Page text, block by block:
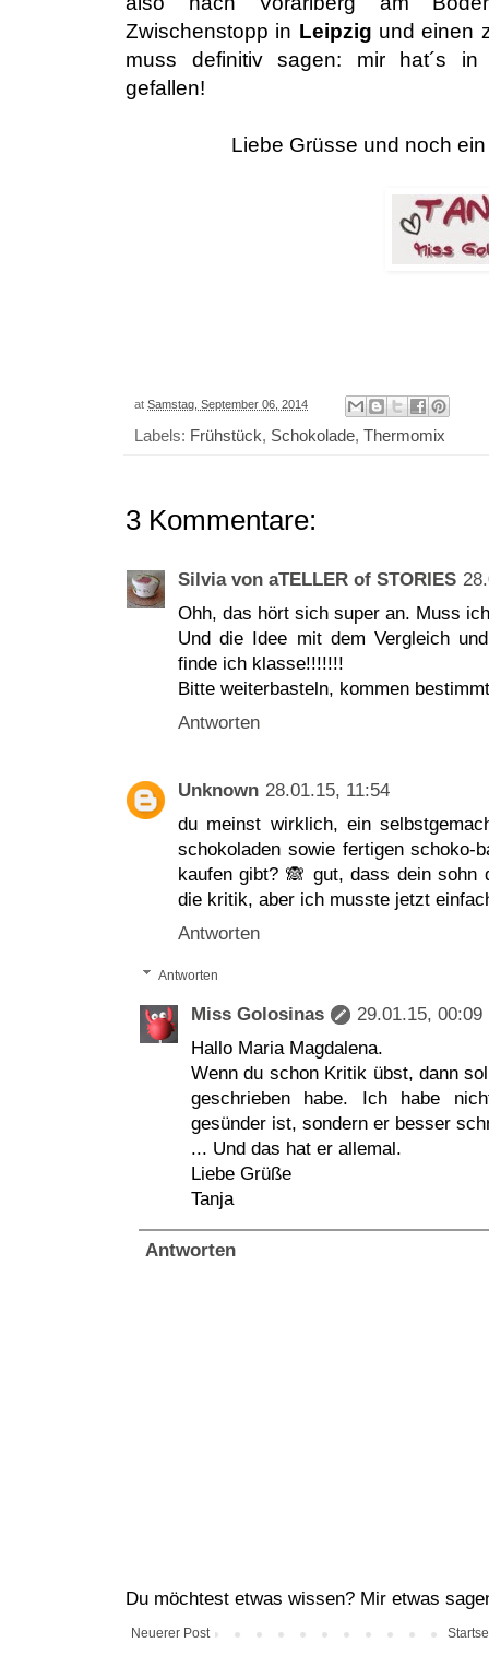
Zwischenstopp in Leipzig und einen
muss definitiv sagen: mir hat´s
gefallen!
Liebe Grüsse und noch
at Samstag, September 06, 2014
Labels: Frühstück, Schokolade, Thermomix
3 Kommentare:
Silvia von aTELLER of STORIES
Ohh, das hört sich super an. Muss
Und die Idee mit dem Vergleich
finde ich klasse!!!!!!!
Bitte weiterbasteln, kommen
Antworten
Unknown 28.01.15, 11:54
du meinst wirklich, ein
schokoladen sowie fertigen schoko-
kaufen gibt? 🙈 gut, dass dein
die kritik, aber ich musste jetzt
Antworten
Antworten
Miss Golosinas
29.01.15, 00:09
Hallo Maria Magdalena.
Wenn du schon Kritik übst, dann
geschrieben habe. Ich habe
gesünder ist, sondern er besser
... Und das hat er allemal.
Liebe Grüße
Tanja
Antworten
Du möchtest etwas wissen? Mir etwas
Neuerer Post